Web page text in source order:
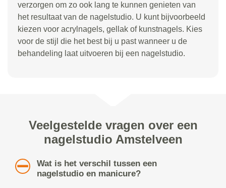
verzorgen om zo ook lang te kunnen genieten van
het resultaat van de nagelstudio. U kunt bijvoorbeeld
kiezen voor acrylnagels, gellak of kunstnagels. Kies
voor de stijl die het best bij u past wanneer u de
behandeling laat uitvoeren bij een nagelstudio.
Veelgestelde vragen over een
nagelstudio Amstelveen
Wat is het verschil tussen een
nagelstudio en manicure?